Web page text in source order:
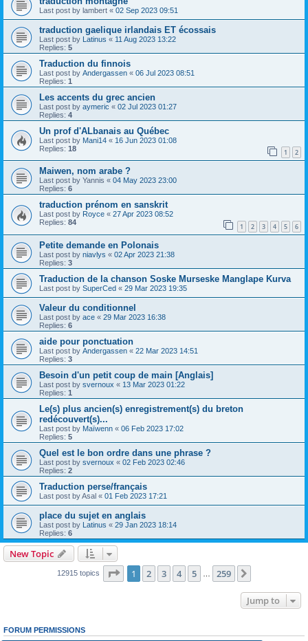
Last post by lambert « 02 Sep 2023 09:51
traduction gaelique irlandais ET écossais
Last post by Latinus « 11 Aug 2023 13:22
Replies: 5
Traduction du finnois
Last post by Andergassen « 06 Jul 2023 08:51
Replies: 1
Les accents du grec ancien
Last post by aymeric « 02 Jul 2023 01:27
Replies: 4
Un prof d'ALbanais au Québec
Last post by Mani14 « 16 Jun 2023 01:08
Replies: 18 1 2
Maiwen, nom arabe ?
Last post by Yannis « 04 May 2023 23:00
Replies: 6
traduction prénom en sanskrit
Last post by Royce « 27 Apr 2023 08:52
Replies: 84 1 2 3 4 5 6
Petite demande en Polonais
Last post by niavlys « 02 Apr 2023 21:38
Replies: 3
Traduction de la chanson Soske Murseske Manglape Kurva
Last post by SuperCed « 29 Mar 2023 19:35
Valeur du conditionnel
Last post by ace « 29 Mar 2023 16:38
Replies: 6
aide pour ponctuation
Last post by Andergassen « 22 Mar 2023 14:51
Replies: 3
Besoin d'un petit coup de main [Anglais]
Last post by svernoux « 13 Mar 2023 01:22
Replies: 1
Le(s) plus ancien(s) enregistrement(s) du breton
redécouvert(s)...
Last post by Maïwenn « 06 Feb 2023 17:02
Replies: 5
Quel est le bon ordre dans une phrase ?
Last post by svernoux « 02 Feb 2023 02:46
Replies: 2
Traduction perse/français
Last post byAsal « 01 Feb 2023 17:21
place du sujet en anglais
Last post by Latinus « 29 Jan 2023 18:14
Replies: 6
New Topic
12915 topics Page 1of 259
1 2 3 4 5 259
Jump to
FORUM PERMISSIONS